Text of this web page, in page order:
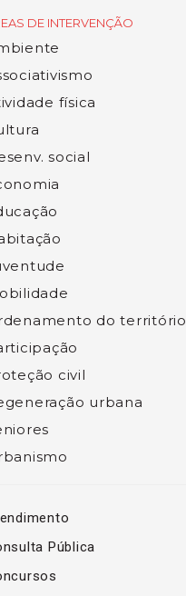
DE INTERVENÇÃO
física
social
do território
civil
urbana
Pública